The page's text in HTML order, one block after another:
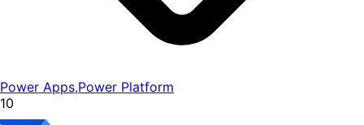
Power Apps,Power Platform
10